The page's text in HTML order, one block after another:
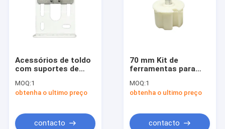
Acessórios de toldo
com suportes de
MOQ:1
obtenha o ultimo preço
contacto
70 mm Kit de
ferramentas para
MOQ:1
obtenha o ultimo preço
contacto